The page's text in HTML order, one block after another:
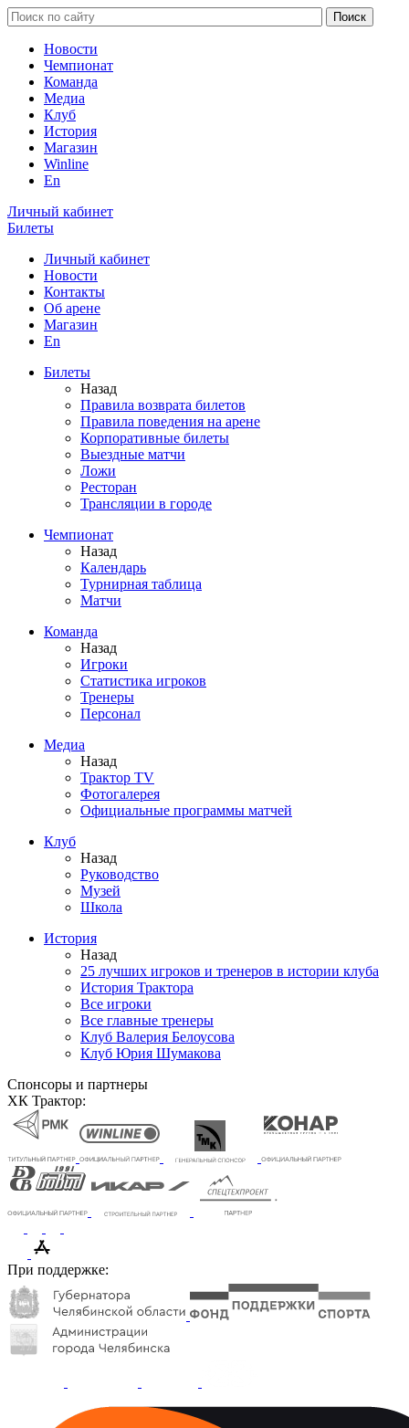
Новости
Чемпионат
Команда
Медиа
Клуб
История
Магазин
Winline
En
Личный кабинет
Билеты
Личный кабинет
Новости
Контакты
Об арене
Магазин
En
Билеты
Назад
Правила возврата билетов
Правила поведения на арене
Корпоративные билеты
Выездные матчи
Ложи
Ресторан
Трансляции в городе
Чемпионат
Назад
Календарь
Турнирная таблица
Матчи
Команда
Назад
Игроки
Статистика игроков
Тренеры
Персонал
Медиа
Назад
Трактор TV
Фотогалерея
Официальные программы матчей
Клуб
Назад
Руководство
Музей
Школа
История
Назад
25 лучших игроков и тренеров в истории клуба
История Трактора
Все игроки
Все главные тренеры
Клуб Валерия Белоусова
Клуб Юрия Шумакова
Спонсоры и партнеры
ХК Трактор:
При поддержке: